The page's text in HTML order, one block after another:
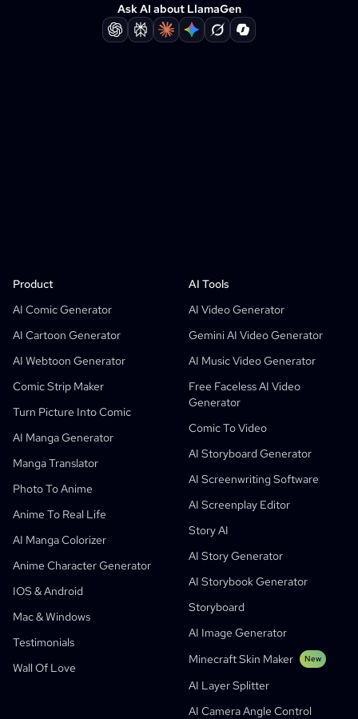
Ask AI about LlamaGen
Product
AI Comic Generator
AI Cartoon Generator
AI Webtoon Generator
Comic Strip Maker
Turn Picture Into Comic
AI Manga Generator
Manga Translator
Photo To Anime
Anime To Real Life
AI Manga Colorizer
Anime Character Generator
IOS & Android
Mac & Windows
Testimonials
Wall Of Love
AI Tools
AI Video Generator
Gemini AI Video Generator
AI Music Video Generator
Free Faceless AI Video
Generator
Comic To Video
AI Storyboard Generator
AI Screenwriting Software
AI Screenplay Editor
Story AI
AI Story Generator
AI Storybook Generator
Storyboard
AI Image Generator
Minecraft Skin Maker
New
AI Layer Splitter
AI Camera Angle Control
Product
Free AI Comic Strip Generator
AI Children's Book Generator
Free AI Comic Generator
AI Manga Studio
Free AI Motion Designer
Video To Comic
Voice Story Generator
AI Cartoon Generator
Turn Picture Into Comic
Turn Picture Into Cartoon
AI Webtoon Generator
AI Manhwa Generator
AI Manga Generator
Social Media Comics
Bible Comic Maker
LlamaGen For
Teachers
Students
Teachers And Students
Education
Enterprise
Startups
Sequential Art
PARTNERS
OpenAI
Meta
SHOTDECK
Black Forest Labs
Replicate
ElevenLabs
PuppyAgent
Use Cases
Comicbook APIs
Digital Campaign
Content Marketing
Product Marketing
Graph Comics For Dynamic Graphs
Enterprise
AI Tools For Teachers And Students
AI Video Generator
Children's Storybook Maker
AI Storybook Generator
AI Educational Comics
Generative Workflows
Webtoons